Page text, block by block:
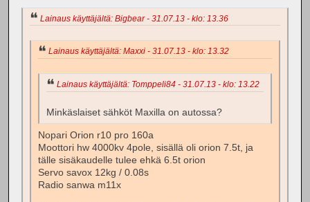
Lainaus käyttäjältä: Bigbear - 31.07.13 - klo: 13.36
Lainaus käyttäjältä: Maxxi - 31.07.13 - klo: 13.32
Lainaus käyttäjältä: Tomppeli84 - 31.07.13 - klo: 13.22
Minkäslaiset sähköt Maxilla on autossa?
Nopari Orion r10 pro 160a
Moottori hw 4000kv 4pole, sisällä oli orion 7.5t, ja
tälle sisäkaudelle tulee ehkä 6.5t orion
Servo savox 12kg / 0.08s
Radio sanwa m11x